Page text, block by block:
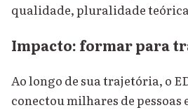
qualidade, pluralidade
Impacto: formar para
Ao longo de sua trajetória, o
conectou milhares de pessoas